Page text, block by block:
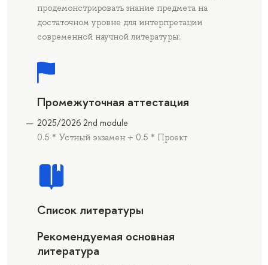
продемонстрировать знание предмета на
достаточном уровне для интерпретации
современной научной литературы:.
Промежуточная аттестация
2025/2026 2nd module
0.5 * Устный экзамен + 0.5 * Проект
Список литературы
Рекомендуемая основная
литература